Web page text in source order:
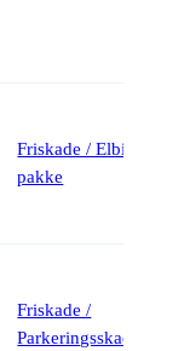
Friskade / Elbil-
pakke
Friskade /
Parkeringsskade